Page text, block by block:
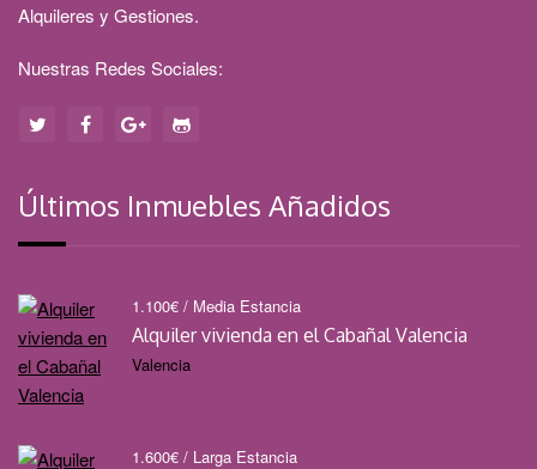
Alquileres y Gestiones.
Nuestras Redes Sociales:
Últimos Inmuebles Añadidos
1.100€ / Media Estancia
Alquiler vivienda en el Cabañal Valencia
Valencia
1.600€ / Larga Estancia